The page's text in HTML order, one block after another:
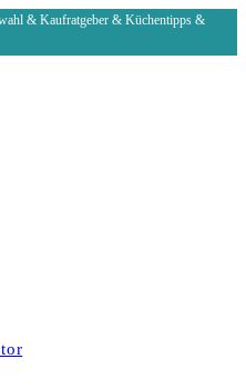
& Kaufratgeber & Küchentipps &